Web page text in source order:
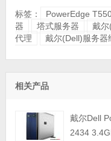
标签： PowerEdge
器
塔式服务器 戴
代理
戴尔(Dell)服务器
相关产品
戴尔Dell
2434